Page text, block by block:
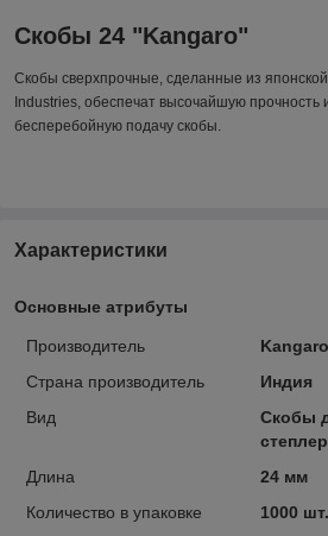
Скобы 24 "Kangaro"
Скобы сверхпрочные, сделанные из
Industries, обеспечат высочайшую прочность
бесперебойную подачу скобы.
Характеристики
Основные атрибуты
Производитель
Kangaro
Страна производитель
Индия
Вид
Скобы
Длина
24 мм
Количество в упаковке
1000 шт.